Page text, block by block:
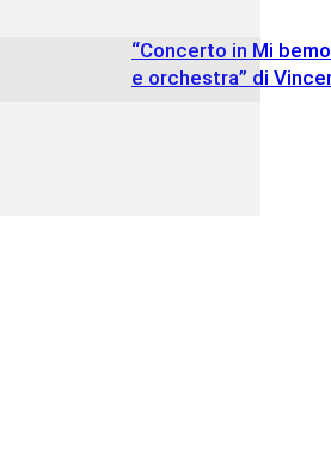
“Concerto in Mi
e orchestra” di